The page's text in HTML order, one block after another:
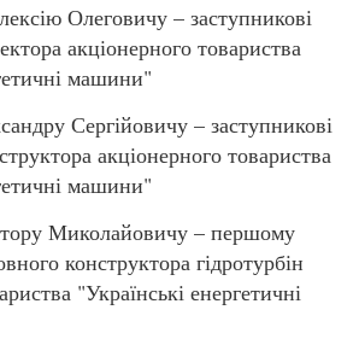
Олеговичу – заступникові
акціонерного товариства
машини"
Сергійовичу – заступникові
акціонерного товариства
машини"
Миколайовичу – першому
конструктора гідротурбін
"Українські енергетичні